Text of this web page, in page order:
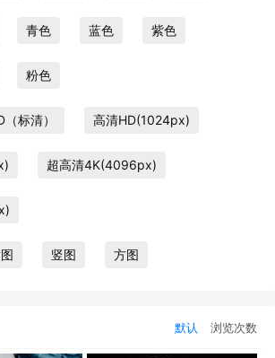
青色 蓝色 紫色
粉色
（标清） 高清HD(1024px)
超高清4K(4096px)
竖图 方图
默认 浏览次数